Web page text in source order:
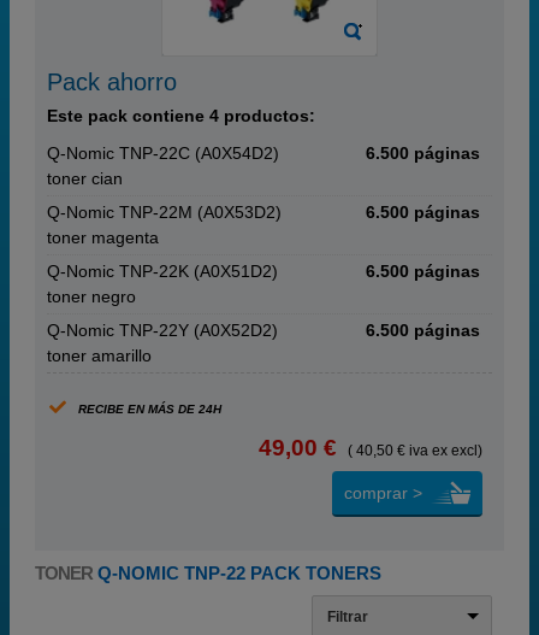
Pack ahorro
Este pack contiene 4 productos:
Q-Nomic TNP-22C (A0X54D2)
toner cian
6.500 páginas
Q-Nomic TNP-22M (A0X53D2)
toner magenta
6.500 páginas
Q-Nomic TNP-22K (A0X51D2)
toner negro
6.500 páginas
Q-Nomic TNP-22Y (A0X52D2)
toner amarillo
6.500 páginas
RECIBE EN MÁS DE 24H
49,00 € ( 40,50 € iva ex excl)
comprar >
TONER Q-NOMIC TNP-22 PACK TONERS
Filtrar